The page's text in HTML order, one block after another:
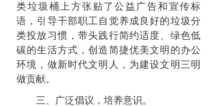
类垃圾桶上方张贴了公益广告和宣传标
语，引导干部职工自觉养成良好的垃圾分
类投放习惯，带头践行简约适度、绿色低
碳的生活方式，创造简捷优美文明的办公
环境，做新时代文明人，为建设文明三明
做贡献。
三、广泛倡议，培养意识。